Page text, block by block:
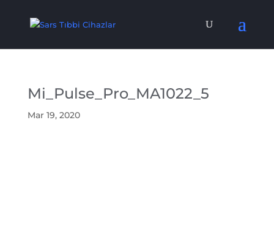
Mi_Pulse_Pro_MA1022_5
Mar 19, 2020